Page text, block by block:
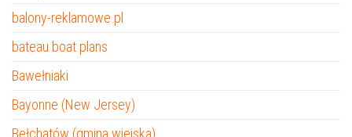
balony-reklamowe.pl
bateau boat plans
Bawełniaki
Bayonne (New Jersey)
Bełchatów (gmina wiejska)